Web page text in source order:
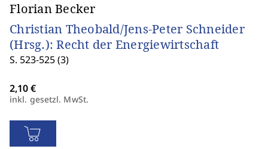
Florian Becker
Christian Theobald/Jens-Peter Schneider
(Hrsg.): Recht der Energiewirtschaft
S. 523-525 (3)
inkl. gesetzl. MwSt.